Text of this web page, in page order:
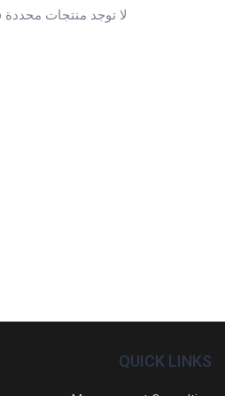
لا توجد منتجات محددة
QUICK LINKS